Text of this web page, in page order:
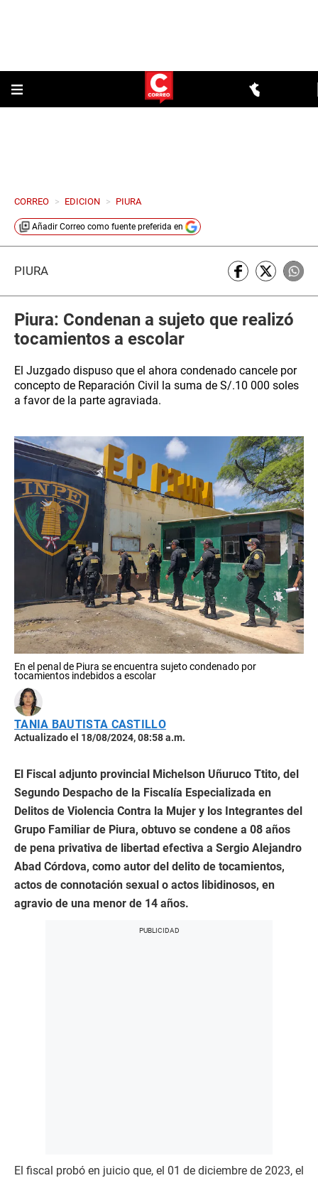
CORREO > EDICION > PIURA
Añadir Correo como fuente preferida en
PIURA
Piura: Condenan a sujeto que realizó
tocamientos a escolar
El Juzgado dispuso que el ahora condenado cancele por
concepto de Reparación Civil la suma de S/.10 000 soles
a favor de la parte agraviada.
En el penal de Piura se encuentra sujeto condenado por
tocamientos indebidos a escolar
TANIA BAUTISTA CASTILLO
Actualizado el 18/08/2024, 08:58 a.m.
El Fiscal adjunto provincial Michelson Uñuruco Ttito, del
Segundo Despacho de la Fiscalía Especializada en
Delitos de Violencia Contra la Mujer y los Integrantes del
Grupo Familiar de Piura, obtuvo se condene a 08 años
de pena privativa de libertad efectiva a Sergio Alejandro
Abad Córdova, como autor del delito de tocamientos,
actos de connotación sexual o actos libidinosos, en
agravio de una menor de 14 años.
El fiscal probó en juicio que, el 01 de diciembre de 2023, el